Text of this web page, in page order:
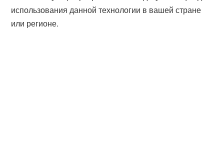
использования данной технологии в вашей стране
или регионе.